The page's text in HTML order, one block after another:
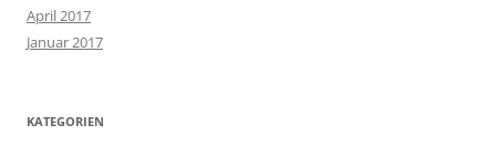
April 2017
Januar 2017
KATEGORIEN